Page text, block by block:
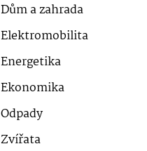
Dům a zahrada
Elektromobilita
Energetika
Ekonomika
Odpady
Zvířata